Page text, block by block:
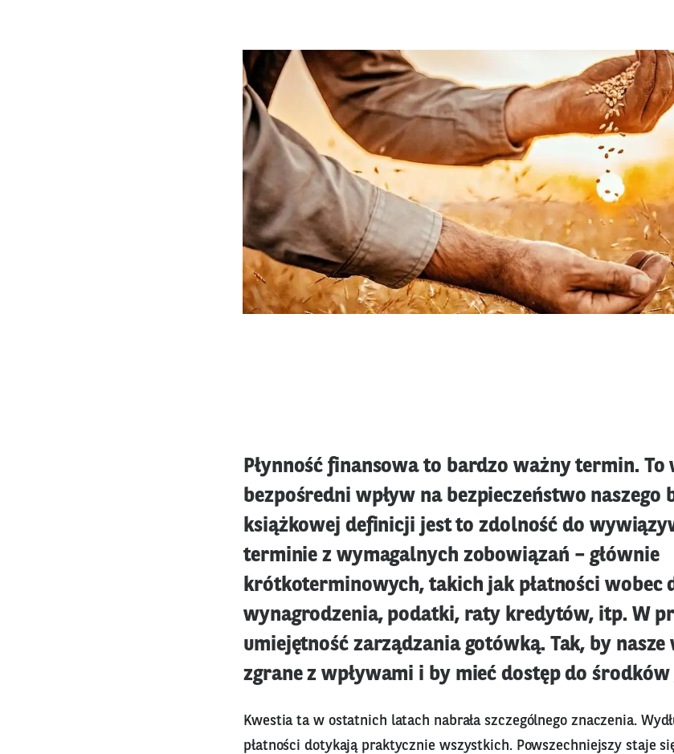
Płynność finansowa to bardzo ważny termin. To
bezpośredni wpływ na bezpieczeństwo naszego
książkowej definicji jest to zdolność do
terminie z wymagalnych zobowiązań – głównie
krótkoterminowych, takich jak płatności wobec
wynagrodzenia, podatki, raty kredytów, itp. W
umiejętność zarządzania gotówką. Tak, by nasze
zgrane z wpływami i by mieć dostęp do środków
Kwestia ta w ostatnich latach nabrała szczególnego znaczenia.
płatności dotykają praktycznie wszystkich. Powszechniejszy staje